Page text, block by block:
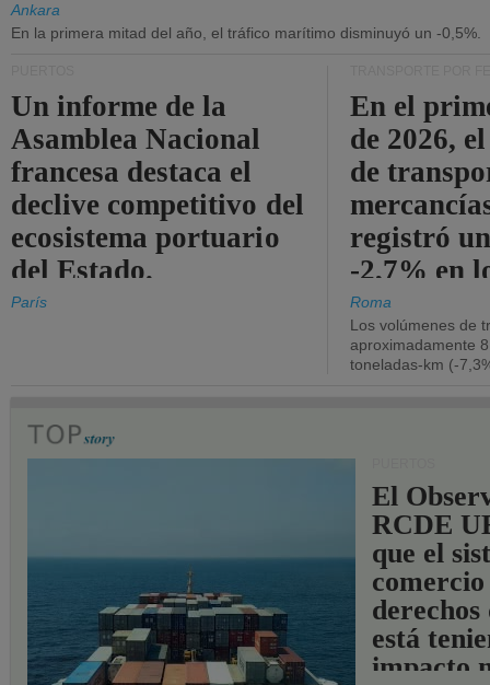
Ankara
En la primera mitad del año, el tráfico marítimo disminuyó un -0,5%.
Un informe de la
Asamblea Nacional
francesa destaca el
declive competitivo del
ecosistema portuario
del Estado.
París
En el
de 2026,
de
registró
-2,7% en
Roma
Los volúmenes de
aproximadamente
toneladas-km (-
El
RCDE
que el
comercio
derechos
está
impacto